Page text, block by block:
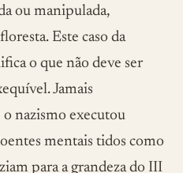
ou manipulada,
Este caso da
o que não deve ser
Jamais
nazismo executou
mentais tidos como
para a grandeza do III